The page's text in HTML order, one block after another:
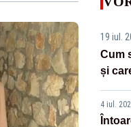
19 iul.
Cum
și
4 iul.